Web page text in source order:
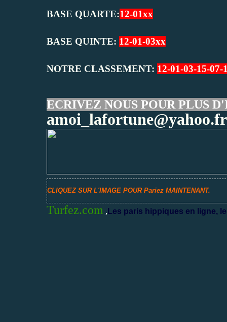
BASE QUARTE:12-01xx
BASE QUINTE: 12-01-03xx
NOTRE CLASSEMENT: 12-01-03-15-07-
ECRIVEZ NOUS POUR PLUS
amoi_lafortune@yahoo.fr
CLIQUEZ SUR L'IMAGE POUR Pariez MAINTENANT.
Turfez.com , Les paris hippiques en ligne,